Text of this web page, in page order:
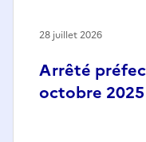
Arrêté
octobre 2025
28 juillet 2026